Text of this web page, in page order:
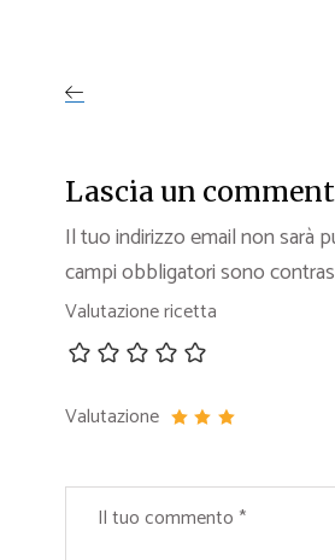
Lascia un
Il tuo indirizzo email non sarà
campi obbligatori sono
Valutazione ricetta
Valutazione